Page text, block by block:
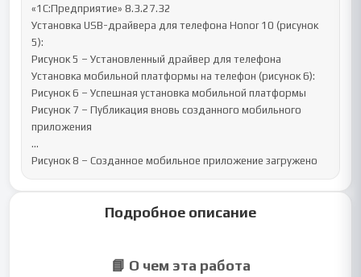
«1С:Предприятие» 8.3.27.32
Установка USB-драйвера для телефона Honor 10 (рисунок
5):
Рисунок 5 – Установленный драйвер для телефона
Установка мобильной платформы на телефон (рисунок 6):
Рисунок 6 – Успешная установка мобильной платформы
Рисунок 7 – Публикация вновь созданного мобильного
приложения
…
Рисунок 8 – Созданное мобильное приложение загружено
Подробное описание
📘 О чем эта работа